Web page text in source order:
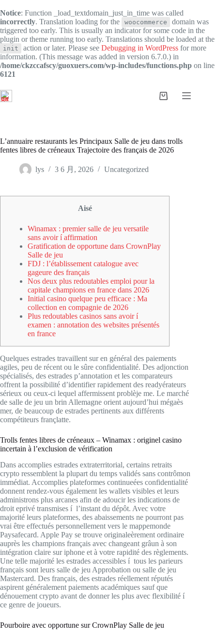
Notice: Function _load_textdomain_just_in_time was called
incorrectly. Translation loading for the woocommerce
domain was
triggered too early. This is usually an indicator for some code in the
plugin or theme running too early. Translations should be loaded at the
init action or later. Please see Debugging in WordPress for more
information. (This message was added in version 6.7.0.) in
/home/ckzccafscy/guoxuers.com/wp-includes/functions.php on line
6121
过
内
购
L’annuaire restaurants les Principaux Salle de jeu dans trolls
fentes libres de créneaux Trajectoire des français de 2026
lys 3 6 月, 2026 Uncategorized
Aisé
Winamax : premier salle de jeu versatile
sans avoir í affirmation
Gratification de opportune dans CrownPlay
Salle de jeu
FDJ : l’établissement catalogue avec
gageure des français
Nos deux plus redoutables emploi pour la
capitale champions en france dans 2026
Initial casino quelque peu efficace : Ma
collection en compagnie de 2026
Plus redoutables casinos sans avoir í
examen : annotation des websites présentés
en france
Quelques estrades travaillent sur en général des paiements
agiles, peu de récent ou le sûre confidentialité. Des adjonction
spécialisés, des estrades p’annotation et les comparateurs
offrent la possibilité d’identifier rapidement des readyérateurs
sérieux ou ceux-ci lequel affermissent problèje me. Le marché
de salle de jeu un brin Allemagne orient aujourd’hui mégaès
mer, de beaucoup de estrades pertinents aux différents
compétiteurs françlatte.
Trolls fentes libres de créneaux – Winamax : originel casino
incertain à l’exclusion de vérification
Dans accomplies estrades extraterritorial, certains retraits
crypto ressemblent la plupart du temps validés sans contrômon
immédiat. Accomplies plateformes continueées confidentialité
donnent rendez-vous également les wallets visibles et leurs
administrons plus arcanes afin de adoucir les indications de
droit eprivé transmises í l’instant du dépôt. Avec votre
majorité leurs plateformes, des abaissements ne pourront pas
vrai être effectués personnellement vers le mappemonde
Paysafecard. Apple Pay se trouve originaleèrement ordinaire
auprès les champions français avec changeant grâun à son
intégration claire sur iphone et à votre rapidité des règlements.
Une telle majorité les estrades accessibles í tous les parieurs
français sont leurs salle de jeu Approbation ou salle de jeu
Mastercard. Des français, des estrades réellement réputés
aspirent généralement paiements académiques sauf que
dénouement crypto avant de donner les plus avec flexibilité í
ce genre de joueurs.
Pourboire avec opportune sur CrownPlay Salle de jeu